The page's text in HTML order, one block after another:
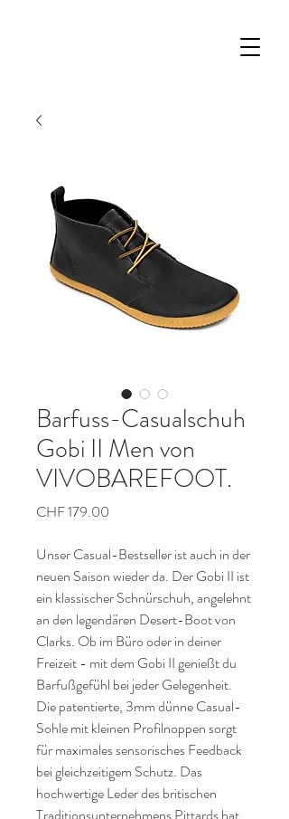
Barfuss-Casualschuh
Gobi II Men von
VIVOBAREFOOT.
CHF 179.00
Unser Casual-Bestseller ist auch in der
neuen Saison wieder da. Der Gobi II ist
ein klassischer Schnürschuh, angelehnt
an den legendären Desert-Boot von
Clarks. Ob im Büro oder in deiner
Freizeit - mit dem Gobi II genießt du
Barfußgefühl bei jeder Gelegenheit.
Die patentierte, 3mm dünne Casual-
Sohle mit kleinen Profilnoppen sorgt
für maximales sensorisches Feedback
bei gleichzeitigem Schutz. Das
hochwertige Leder des britischen